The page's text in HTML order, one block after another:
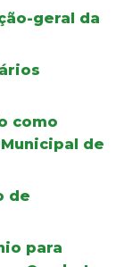
geral da
como
de
de
para